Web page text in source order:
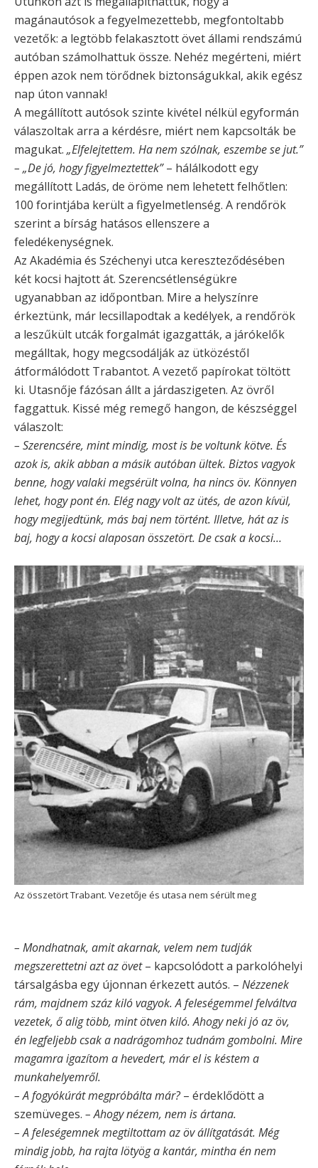
magánautósok a fegyelmezettebb, megfontoltabb
vezetők: a legtöbb felakasztott övet állami rendszámú
autóban számolhattuk össze. Nehéz megérteni, miért
éppen azok nem törődnek biztonságukkal, akik egész
nap úton vannak!
A megállított autósok szinte kivétel nélkül egyformán
válaszoltak arra a kérdésre, miért nem kapcsolták be
magukat. „Elfelejtettem. Ha nem szólnak, eszembe se jut.”
– „De jó, hogy figyelmeztettek”– hálálkodott egy
megállított Ladás, de öröme nem lehetett felhőtlen:
100 forintjába került a figyelmetlenség. A rendőrök
szerint a bírság hatásos ellenszere a
feledékenységnek.
Az Akadémia és Széchenyi utca kereszteződésében
két kocsi hajtott át. Szerencsétlenségükre
ugyanabban az időpontban. Mire a helyszínre
érkeztünk, már lecsillapodtak a kedélyek, a rendőrök
a leszűkült utcák forgalmát igazgatták, a járókelők
megálltak, hogy megcsodálják az ütközéstől
átformálódott Trabantot. A vezető papírokat töltött
ki. Utasnője fázósan állt a járdaszigeten. Az övről
faggattuk. Kissé még remegő hangon, de készséggel
válaszolt:
– Szerencsére, mint mindig, most is be voltunk kötve. És
azok is, akik abban a másik autóban ültek. Biztos vagyok
benne, hogy valaki megsérült volna, ha nincs öv. Könnyen
lehet, hogy pont én. Elég nagy volt az ütés, de azon kívül,
hogy megijedtünk, más baj nem történt. Illetve, hát az is
baj, hogy a kocsi alaposan összetört. De csak a kocsi…
Az összetört Trabant. Vezetője és utasa nem sérült meg
– Mondhatnak, amit akarnak, velem nem tudják
megszerettetni azt az övet– kapcsolódott a parkolóhelyi
társalgásba egy újonnan érkezett autós. – Nézzenek
rám, majdnem száz kiló vagyok. A feleségemmel felváltva
vezetek, ő alig több, mint ötven kiló. Ahogy neki jó az öv,
én legfeljebb csak a nadrágomhoz tudnám gombolni. Mire
magamra igazítom a hevedert, már el is késtem a
munkahelyemről.
– A fogyókúrát megpróbálta már?– érdeklődött a
szemüveges. – Ahogy nézem, nem is ártana.
– A feleségemnek megtiltottam az öv állítgatását. Még
mindig jobb, ha rajta lötyög a kantár, mintha én nem